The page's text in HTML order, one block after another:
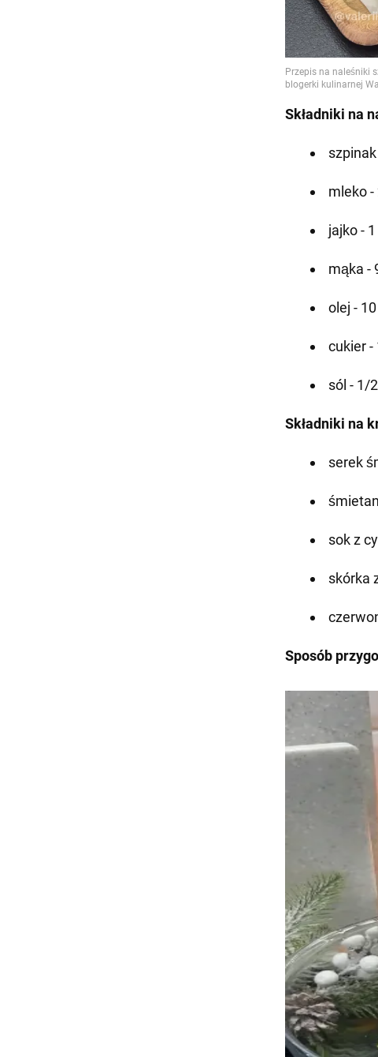
Składniki na
mleko -
jajko -
mąka -
olej -
cukier -
sól - 1/
Składniki na
serek
sok z
skórka
Sposób